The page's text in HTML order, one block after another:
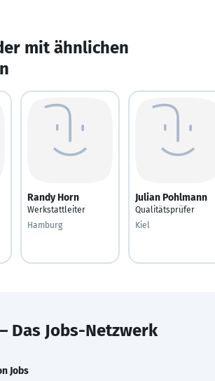
mit ähnlichen
Randy Horn
Werkstattleiter
Hamburg
Julian Pohlmann
Qualitätsprüfer
Kiel
Das Jobs-Netzwerk
Jobs